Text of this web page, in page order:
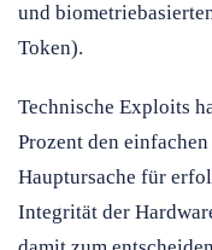
und
Token).
Technische Exploits
Prozent den
Hauptursache für
Integrität der